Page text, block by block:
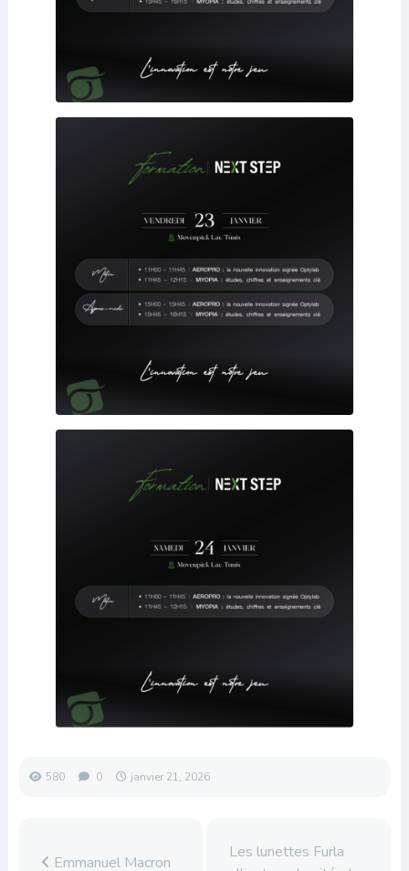
580 0 janvier 21, 2026
Emmanuel Macron
Les lunettes Furla